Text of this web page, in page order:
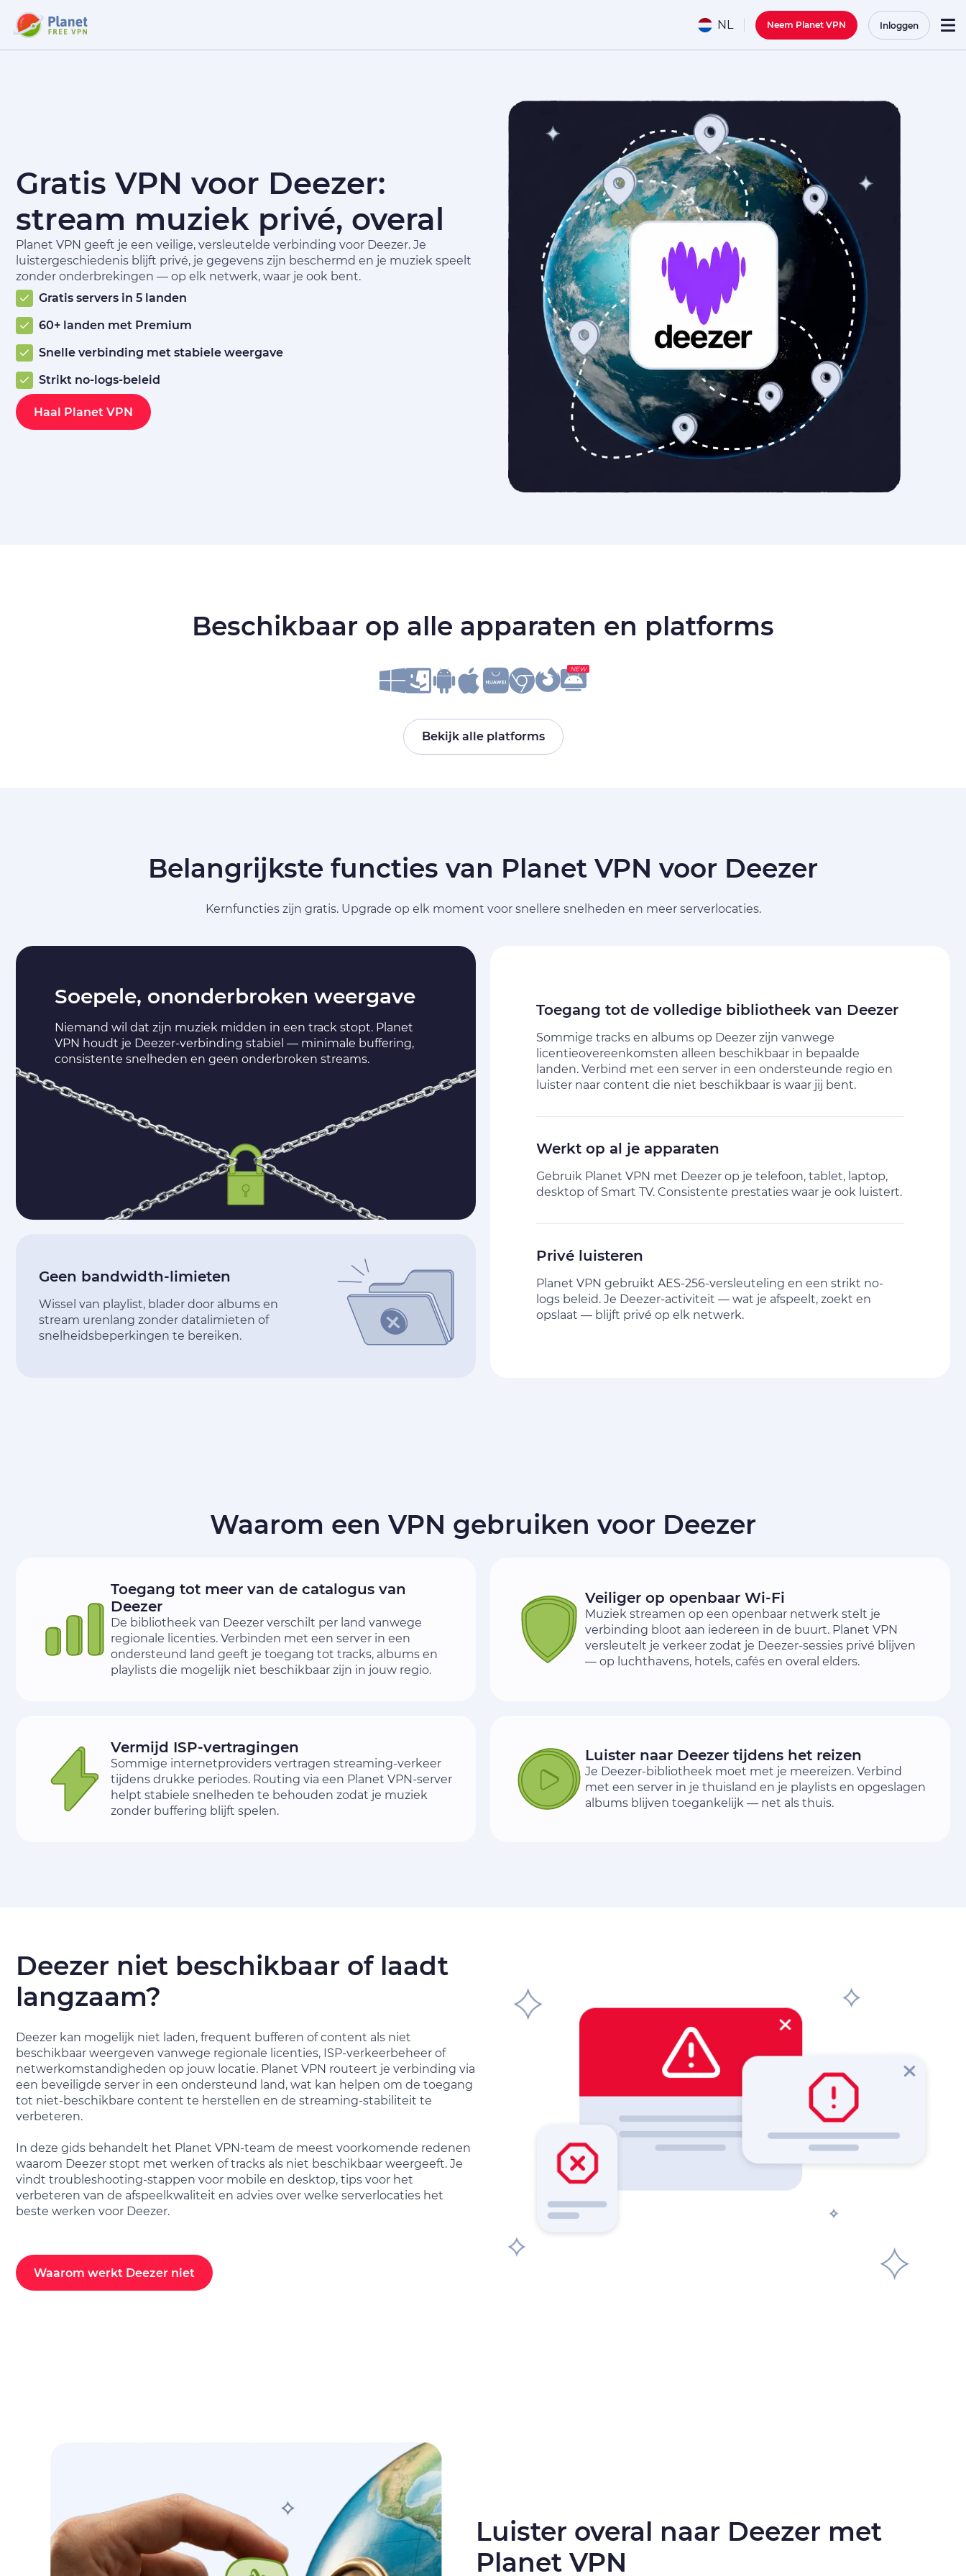
NL Neem Planet VPN Inloggen
Gratis VPN voor Deezer:
stream muziek privé, overal
Planet VPN geeft je een veilige, versleutelde verbinding voor Deezer. Je
luistergeschiedenis blijft privé, je gegevens zijn beschermd en je muziek speelt
zonder onderbrekingen — op elk netwerk, waar je ook bent.
Gratis servers in 5 landen
60+ landen met Premium
Snelle verbinding met stabiele weergave
Strikt no-logs-beleid
Haal Planet VPN
Beschikbaar op alle apparaten en platforms
NEW
Bekijk alle platforms
Belangrijkste functies van Planet VPN voor Deezer
Kernfuncties zijn gratis. Upgrade op elk moment voor snellere snelheden en meer serverlocaties.
Soepele, ononderbroken weergave
Niemand wil dat zijn muziek midden in een track stopt. Planet
VPN houdt je Deezer-verbinding stabiel — minimale buffering,
consistente snelheden en geen onderbroken streams.
Toegang tot de volledige bibliotheek van Deezer
Sommige tracks en albums op Deezer zijn vanwege
licentieovereenkomsten alleen beschikbaar in bepaalde
landen. Verbind met een server in een ondersteunde regio en
luister naar content die niet beschikbaar is waar jij bent.
Werkt op al je apparaten
Gebruik Planet VPN met Deezer op je telefoon, tablet, laptop,
desktop of Smart TV. Consistente prestaties waar je ook luistert.
Privé luisteren
Planet VPN gebruikt AES-256-versleuteling en een strikt no-
logs beleid. Je Deezer-activiteit — wat je afspeelt, zoekt en
opslaat — blijft privé op elk netwerk.
Geen bandwidth-limieten
Wissel van playlist, blader door albums en
stream urenlang zonder datalimieten of
snelheidsbeperkingen te bereiken.
Waarom een VPN gebruiken voor Deezer
Toegang tot meer van de catalogus van
Deezer
De bibliotheek van Deezer verschilt per land vanwege
regionale licenties. Verbinden met een server in een
ondersteund land geeft je toegang tot tracks, albums en
playlists die mogelijk niet beschikbaar zijn in jouw regio.
Veiliger op openbaar Wi-Fi
Muziek streamen op een openbaar netwerk stelt je
verbinding bloot aan iedereen in de buurt. Planet VPN
versleutelt je verkeer zodat je Deezer-sessies privé blijven
— op luchthavens, hotels, cafés en overal elders.
Vermijd ISP-vertragingen
Sommige internetproviders vertragen streaming-verkeer
tijdens drukke periodes. Routing via een Planet VPN-server
helpt stabiele snelheden te behouden zodat je muziek
zonder buffering blijft spelen.
Luister naar Deezer tijdens het reizen
Je Deezer-bibliotheek moet met je meereizen. Verbind
met een server in je thuisland en je playlists en opgeslagen
albums blijven toegankelijk — net als thuis.
Deezer niet beschikbaar of laadt
langzaam?
Deezer kan mogelijk niet laden, frequent bufferen of content als niet
beschikbaar weergeven vanwege regionale licenties, ISP-verkeerbeheer of
netwerkomstandigheden op jouw locatie. Planet VPN routeert je verbinding via
een beveiligde server in een ondersteund land, wat kan helpen om de toegang
tot niet-beschikbare content te herstellen en de streaming-stabiliteit te
verbeteren.
In deze gids behandelt het Planet VPN-team de meest voorkomende redenen
waarom Deezer stopt met werken of tracks als niet beschikbaar weergeeft. Je
vindt troubleshooting-stappen voor mobile en desktop, tips voor het
verbeteren van de afspeelkwaliteit en advies over welke serverlocaties het
beste werken voor Deezer.
Waarom werkt Deezer niet
Luister overal naar Deezer met
Planet VPN